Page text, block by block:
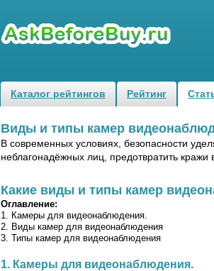
Каталог рейтингов Рейтинг
Виды и типы камер
В современных условиях, безопасности
неблагонадёжных лиц, предотвратить
Какие виды и типы камер
Оглавление:
1. Камеры для видеонаблюдения.
2. Виды камер для видеонаблюдения
3. Типы камер для видеонаблюдения
1. Камеры для видеонаблюдения.